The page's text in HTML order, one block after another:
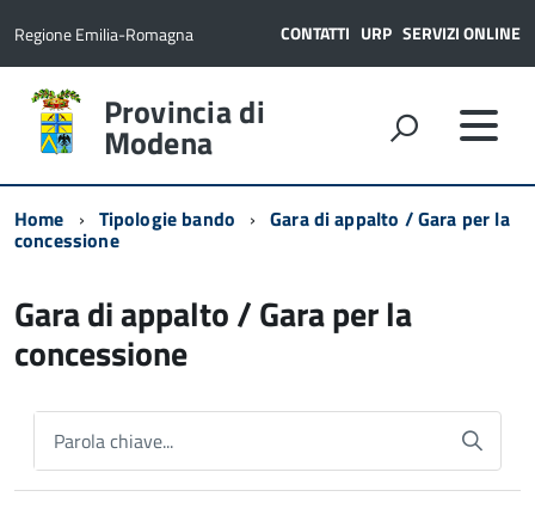
Regione Emilia-Romagna CONTATTI URP SERVIZI ONLINE
Provincia di
Modena
Home Tipologie bando Gara di appalto / Gara per la
concessione
Gara di appalto / Gara per la
concessione
Parola chiave...